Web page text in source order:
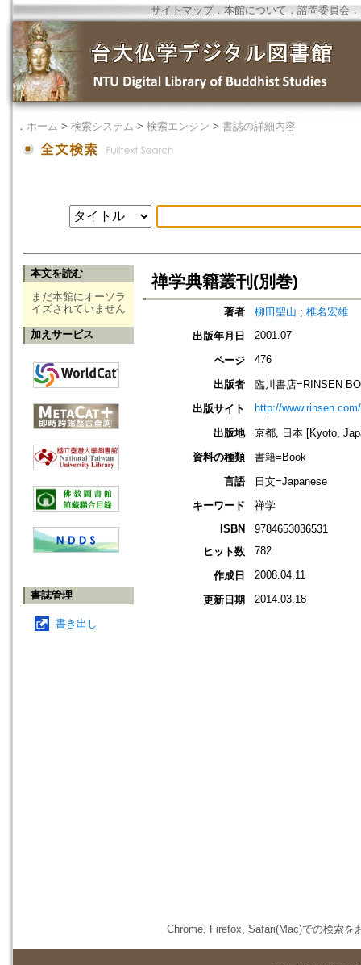
サイトマップ．本館について ． 諮問委員会 ．
． ホーム > 検索システム > 検索エンジン > 書誌の詳細内容
本文を読む
まだ本館にオーソラ
イズされていません
加えサービス
書誌管理
書き出し
禅学典籍叢刊(別巻)
著者 柳田聖山 ; 椎名宏雄
出版年月日
2001.07
ページ 476
出版者
臨川書店=RINSEN
出版サイト
http://
出版地
京都, 日本 [Kyoto,
資料の種類
書籍=Book
言語
日文=Japanese
キーワード
禅学
ISBN
9784653036531
ヒット数
782
作成日 2008.04.11
更新日期 2014.03.18
Chrome, Firefox, Safari(Mac)での検索を